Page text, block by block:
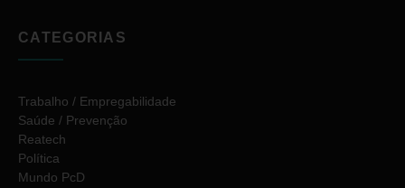
CATEGORIAS
Trabalho / Empregabilidade
Saúde / Prevenção
Reatech
Política
Mundo PcD